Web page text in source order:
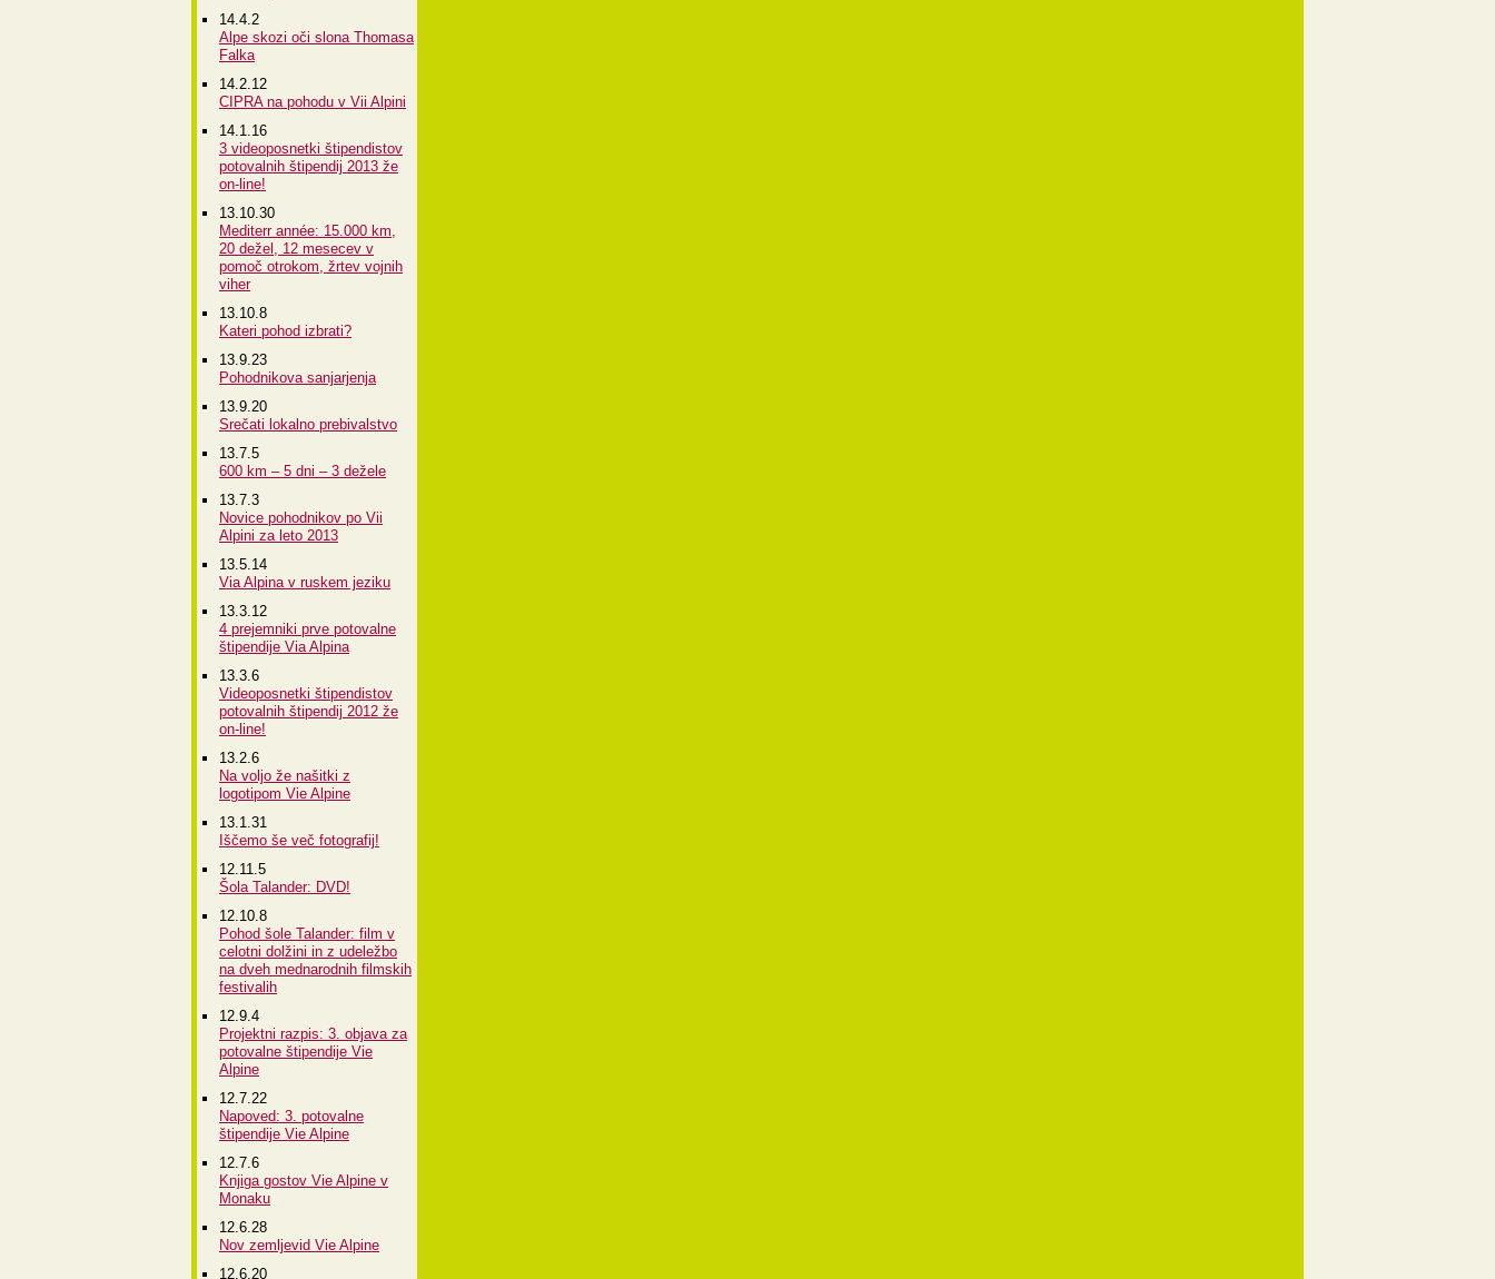
14.4.2
Alpe skozi oči slona Thomasa
Falka
14.2.12
CIPRA na pohodu v Vii Alpini
14.1.16
3 videoposnetki štipendistov
potovalnih štipendij 2013 že
on-line!
13.10.30
Mediterr année: 15.000 km,
20 dežel, 12 mesecev v
pomoč otrokom, žrtev vojnih
viher
13.10.8
Kateri pohod izbrati?
13.9.23
Pohodnikova sanjarjenja
13.9.20
Srečati lokalno prebivalstvo
13.7.5
600 km – 5 dni – 3 dežele
13.7.3
Novice pohodnikov po Vii
Alpini za leto 2013
13.5.14
Via Alpina v ruskem jeziku
13.3.12
4 prejemniki prve potovalne
štipendije Via Alpina
13.3.6
Videoposnetki štipendistov
potovalnih štipendij 2012 že
on-line!
13.2.6
Na voljo že našitki z
logotipom Vie Alpine
13.1.31
Iščemo še več fotografij!
12.11.5
Šola Talander: DVD!
12.10.8
Pohod šole Talander: film v
celotni dolžini in z udeležbo
na dveh mednarodnih filmskih
festivalih
12.9.4
Projektni razpis: 3. objava za
potovalne štipendije Vie
Alpine
12.7.22
Napoved: 3. potovalne
štipendije Vie Alpine
12.7.6
Knjiga gostov Vie Alpine v
Monaku
12.6.28
Nov zemljevid Vie Alpine
12.6.20